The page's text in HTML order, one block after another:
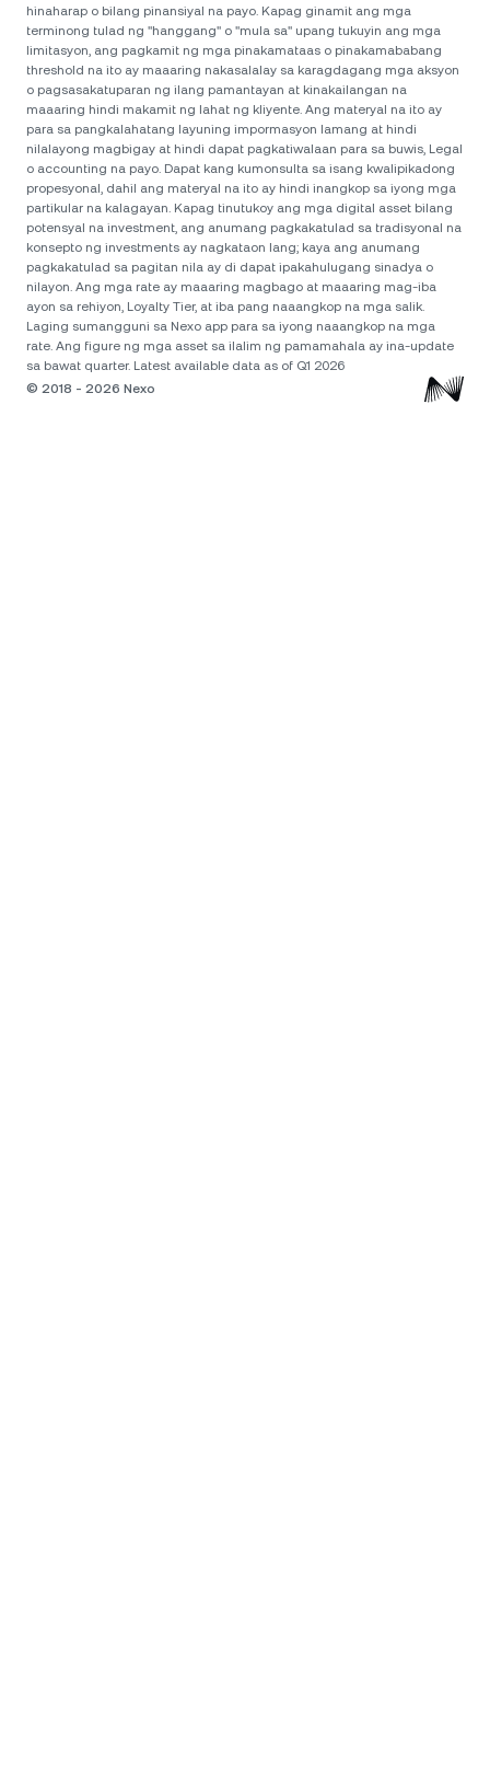
hinaharap o bilang pinansiyal na payo. Kapag ginamit ang mga
terminong tulad ng "hanggang" o "mula sa" upang tukuyin ang mga
limitasyon, ang pagkamit ng mga pinakamataas o pinakamababang
threshold na ito ay maaaring nakasalalay sa karagdagang mga aksyon
o pagsasakatuparan ng ilang pamantayan at kinakailangan na
maaaring hindi makamit ng lahat ng kliyente. Ang materyal na ito ay
para sa pangkalahatang layuning impormasyon lamang at hindi
nilalayong magbigay at hindi dapat pagkatiwalaan para sa buwis, Legal
o accounting na payo. Dapat kang kumonsulta sa isang kwalipikadong
propesyonal, dahil ang materyal na ito ay hindi inangkop sa iyong mga
partikular na kalagayan. Kapag tinutukoy ang mga digital asset bilang
potensyal na investment, ang anumang pagkakatulad sa tradisyonal na
konsepto ng investments ay nagkataon lang; kaya ang anumang
pagkakatulad sa pagitan nila ay di dapat ipakahulugang sinadya o
nilayon. Ang mga rate ay maaaring magbago at maaaring mag-iba
ayon sa rehiyon, Loyalty Tier, at iba pang naaangkop na mga salik.
Laging sumangguni sa Nexo app para sa iyong naaangkop na mga
rate. Ang figure ng mga asset sa ilalim ng pamamahala ay ina-update
sa bawat quarter. Latest available data as of Q1 2026
© 2018 - 2026 Nexo